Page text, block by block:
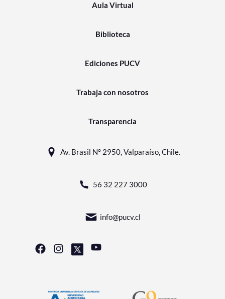
Aula Virtual
Biblioteca
Ediciones PUCV
Trabaja con nosotros
Transparencia
Av. Brasil N° 2950, Valparaíso, Chile.
56 32 227 3000
info@pucv.cl